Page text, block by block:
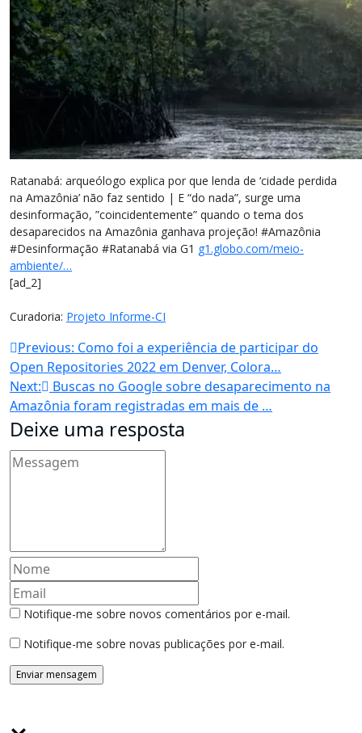
Ratanabá: arqueólogo explica por que lenda de ‘cidade perdida
na Amazônia’ não faz sentido | E “do nada”, surge uma
desinformação, ”coincidentemente” quando o tema dos
desaparecidos na Amazônia ganhava projeção! #Amazônia
#Desinformação #Ratanabá via G1 g1.globo.com/meio-
ambiente/…
[ad_2]
Curadoria: Projeto Informe-CI
Navegação
de
Post
Previous: Como foi a experiência de participar do
Open Repositories 2022 em Denver, Colora…
Next:
Buscas no Google sobre desaparecimento na
Amazônia foram registradas em mais de …
Deixe uma resposta
Notifique-me sobre novos comentários por e-mail.
Notifique-me sobre novas publicações por e-mail.